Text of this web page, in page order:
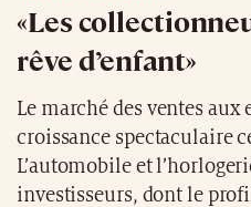
«Les
rêve d’enfant»
Le marché des ventes
croissance spectaculaire
L’automobile et
investisseurs, dont le